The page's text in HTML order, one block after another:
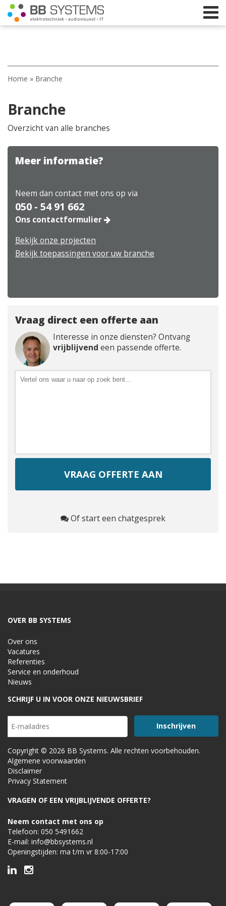
Home
Geluid
Elektrotechniek
Webshop
050 – 54 91 662
Route
Home » Branche
Branche
Overzicht van alle branches
Meer informatie?
Neem dan contact met ons op via
050 - 54 91 662
Ons contactformulier
Bekijk onze projecten
Bekijk toepassingen voor uw branche
Vraag direct een offerte aan
Interesse in onze diensten? Ontvang
vrijblijvend een passende offerte.
Of start een chatgesprek
OVER BB SYSTEMS
Over ons
Vacatures
Referenties
Service en onderhoud
Nieuws
SCHRIJF U IN VOOR ONZE NIEUWSBRIEF
Copyright © 2026 BB Systems. Alle rechten voorbehouden.
Algemene voorwaarden
Disclaimer
Privacy Statement
VRAGEN OF EEN VRIJBLIJVENDE OFFERTE?
Neem contact met ons op
Telefoon: 050 5491662
E-mail: info@bbsystems.nl
Openingstijden: ma t/m vr 8:00-17:00